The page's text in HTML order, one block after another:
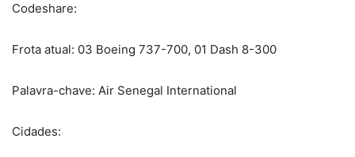
Codeshare:
Frota atual: 03 Boeing 737-700, 01 Dash 8-300
Palavra-chave: Air Senegal International
Cidades: